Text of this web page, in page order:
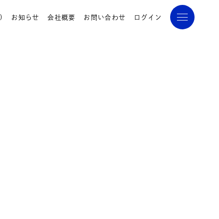
お知らせ 会社概要 お問い合わせ ログイン